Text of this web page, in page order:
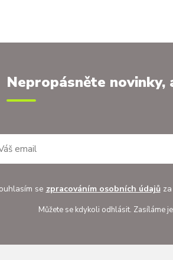
Nepropásněte novinky,
se zpracováním osobních údajůza
Můžete se kdykoli odhlásit. Zasíláme